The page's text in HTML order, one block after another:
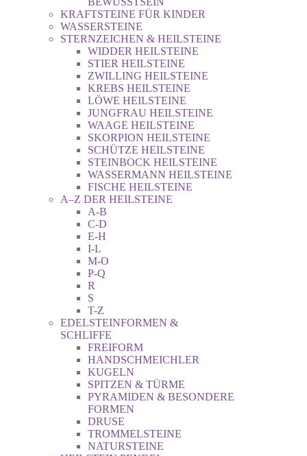
KRAFTSTEINE FÜR KINDER
WASSERSTEINE
STERNZEICHEN & HEILSTEINE
WIDDER HEILSTEINE
STIER HEILSTEINE
ZWILLING HEILSTEINE
KREBS HEILSTEINE
LÖWE HEILSTEINE
JUNGFRAU HEILSTEINE
WAAGE HEILSTEINE
SKORPION HEILSTEINE
SCHÜTZE HEILSTEINE
STEINBOCK HEILSTEINE
WASSERMANN HEILSTEINE
FISCHE HEILSTEINE
A–Z DER HEILSTEINE
A-B
C-D
E-H
I-L
M-O
P-Q
R
S
T-Z
EDELSTEINFORMEN &
SCHLIFFE
FREIFORM
HANDSCHMEICHLER
KUGELN
SPITZEN & TÜRME
PYRAMIDEN & BESONDERE
FORMEN
DRUSE
TROMMELSTEINE
NATURSTEINE